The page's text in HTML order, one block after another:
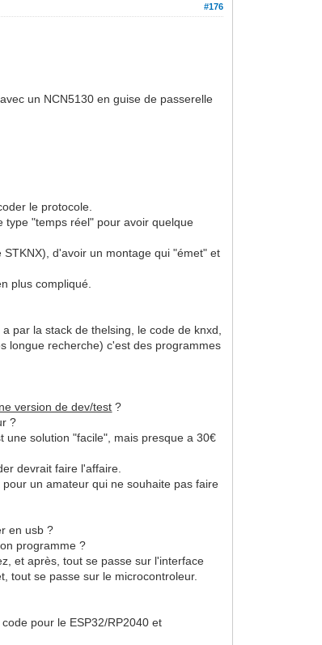
#176
un NCN5130 en guise de passerelle
le protocole.
type "temps réel" pour avoir quelque
d'avoir un montage qui "émet" et
plus compliqué.
par la stack de thelsing, le code de knxd,
longue recherche) c'est des programmes
version de dev/test ?
?
une solution "facile", mais presque a 30€
devrait faire l'affaire.
un amateur qui ne souhaite pas faire
en usb ?
programme ?
et après, tout se passe sur l'interface
tout se passe sur le microcontroleur.
pour le ESP32/RP2040 et